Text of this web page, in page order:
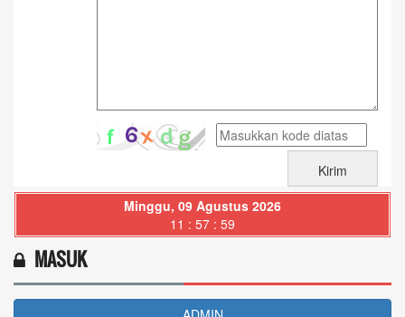
Minggu, 09 Agustus 2026
11 : 58 : 00
MASUK